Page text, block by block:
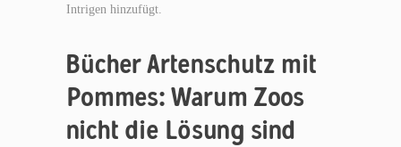
Intrigen hinzufügt.
Bücher Artenschutz mit
Pommes: Warum Zoos
nicht die Lösung sind